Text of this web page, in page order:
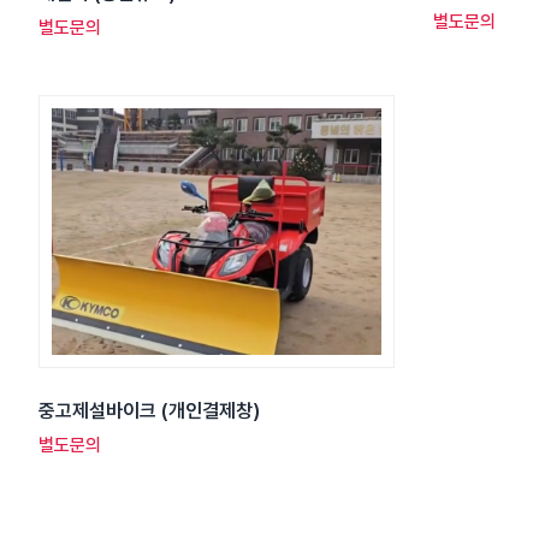
별도문의 별도문의
중고제설바이크 (개인결제창)
별도문의